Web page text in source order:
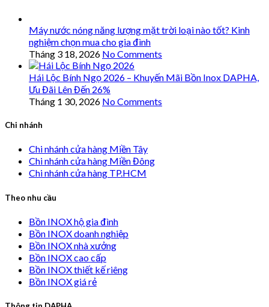
Máy nước nóng năng lượng mặt trời loại nào tốt? Kinh
nghiệm chọn mua cho gia đình
Tháng 3 18, 2026 No Comments
Hái Lộc Bính Ngọ 2026 – Khuyến Mãi Bồn Inox DAPHA,
Ưu Đãi Lên Đến 26%
Tháng 1 30, 2026 No Comments
Chi nhánh
Chi nhánh cửa hàng Miền Tây
Chi nhánh cửa hàng Miền Đông
Chi nhánh cửa hàng TP.HCM
Theo nhu cầu
Bồn INOX hộ gia đình
Bồn INOX doanh nghiệp
Bồn INOX nhà xưởng
Bồn INOX cao cấp
Bồn INOX thiết kế riêng
Bồn INOX giá rẻ